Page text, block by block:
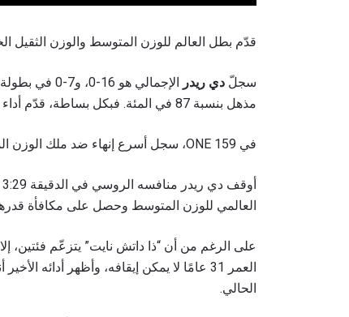
قدّم بطل العالم للوزن المتوسط ​​والوزن الثقيل
سجلّ دي ريدر
الإجمالي هو
مذهل بنسبة 87 في المئة. فبكل بساطة، قدّم أداء لا مثيل له.
في ONE 159، سجل أسرع إنهاء ضد ملك الوزن المتوسط ​​السابق فيتالي بيغداش.
العالمي للوزن المتوسط ​​وحصل على مكافأة قدرها 50000 دولار
على الرغم من أن “ذا داتش نايت” يتزعّم فئتين،
العمر 31 عامًا لا يمكن إيقافه، وأظهر
الحالي.